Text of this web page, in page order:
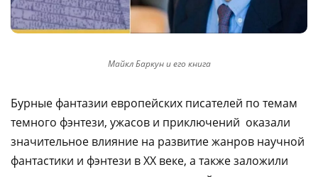
Майкл Баркун и его книга
Бурные фантазии европейских писателей по темам
темного фэнтези, ужасов и приключений оказали
значительное влияние на развитие жанров научной
фантастики и фэнтези в XX веке, а также заложили